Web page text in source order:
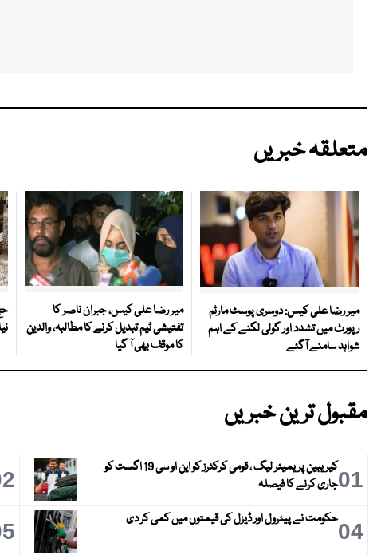
متعلقہ خبریں
میر رضا علی کیس: دوسری پوسٹ مارٹم
رپورٹ میں تشدد اور گولی لگنے کے اہم
شواہد سامنے آگئے
میر رضا علی کیس، جبران ناصر کا
تفتیشی ٹیم تبدیل کرنے کا مطالبہ، والدین
کا موقف بھی آ گیا
مقبول ترین خبریں
01
کیریبین پریمیئر لیگ ، قومی کرکٹرز کو این او سی 19 اگست کو
جاری کرنے کا فیصلہ
04حکومت نے پیٹرول اور ڈیزل کی قیمتوں میں کمی کر دی